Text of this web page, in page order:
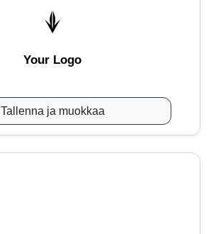
Your Logo
Tallenna ja muokkaa